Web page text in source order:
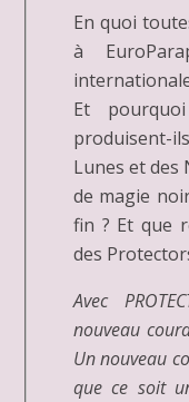
En quoi
à
Et
produisent-
Lunes et des
de magie
fin ? Et que
des
Avec
nouveau
Un nouveau
que ce soit